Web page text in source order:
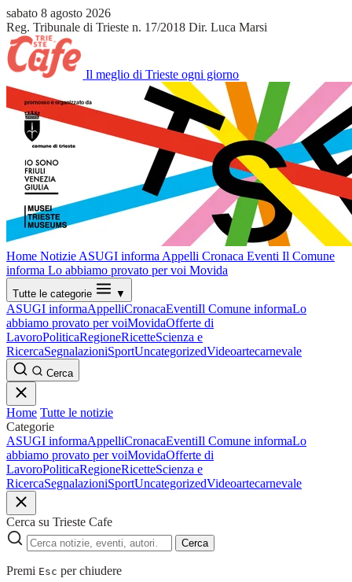
sabato 8 agosto 2026
Reg. Tribunale di Trieste n. 17/2018 Dir. Luca Marsi
Il meglio di Trieste ogni giorno
Home Notizie ASUGI informa Appelli Cronaca Eventi Il Comune
informa Lo abbiamo provato per voi Movida
Tutte le categorie ▼
ASUGI informaAppelliCronacaEventiIl Comune informaLo
abbiamo provato per voiMovidaOfferte di
LavoroPoliticaRegioneRicetteScienza e
RicercaSegnalazioniSportUncategorizedVideoartecarnevale
Cerca
Home Tutte le notizie
Categorie
ASUGI informaAppelliCronacaEventiIl Comune informaLo
abbiamo provato per voiMovidaOfferte di
LavoroPoliticaRegioneRicetteScienza e
RicercaSegnalazioniSportUncategorizedVideoartecarnevale
Cerca su Trieste Cafe
Cerca
Premi Esc per chiudere